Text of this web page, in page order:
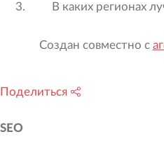
В каких регионах
Создан совместно с
Поделиться
SEO